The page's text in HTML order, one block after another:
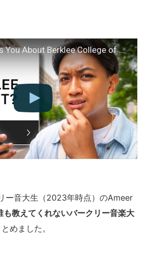
What Nobody Tells You About Berklee College of Music (Q&A)
ー音大生（2023年時点）のAmeer
も教えてくれないバークリー音楽大
めました。